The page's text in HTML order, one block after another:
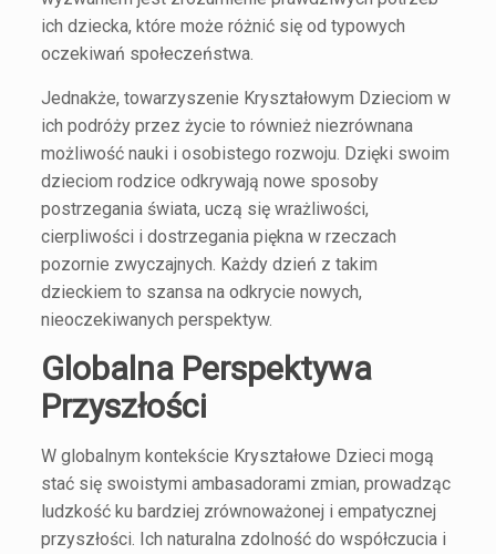
ich dziecka, które może różnić się od typowych
oczekiwań społeczeństwa.
Jednakże, towarzyszenie Kryształowym Dzieciom w
ich podróży przez życie to również niezrównana
możliwość nauki i osobistego rozwoju. Dzięki swoim
dzieciom rodzice odkrywają nowe sposoby
postrzegania świata, uczą się wrażliwości,
cierpliwości i dostrzegania piękna w rzeczach
pozornie zwyczajnych. Każdy dzień z takim
dzieckiem to szansa na odkrycie nowych,
nieoczekiwanych perspektyw.
Globalna Perspektywa
Przyszłości
W globalnym kontekście Kryształowe Dzieci mogą
stać się swoistymi ambasadorami zmian, prowadząc
ludzkość ku bardziej zrównoważonej i empatycznej
przyszłości. Ich naturalna zdolność do współczucia i